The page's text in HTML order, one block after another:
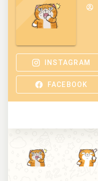
INSTAGRAM
FACEBOOK